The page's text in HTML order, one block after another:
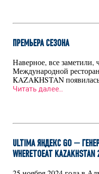
ПРЕМЬЕРА СЕЗОНА
Наверное, все
Международной
KAZAKHSTAN
Читать далее..
ULTIMA ЯНДЕКС GO —
WHERETOEAT